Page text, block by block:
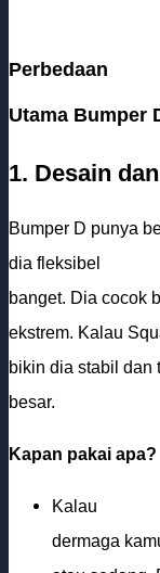
Perbedaan
Utama Bumper
1. Desain
Bumper D punya
dia fleksibel
banget. Dia cocok
ekstrem. Kalau
bikin dia stabil dan
besar.
Kapan pakai apa?
Kalau
dermaga